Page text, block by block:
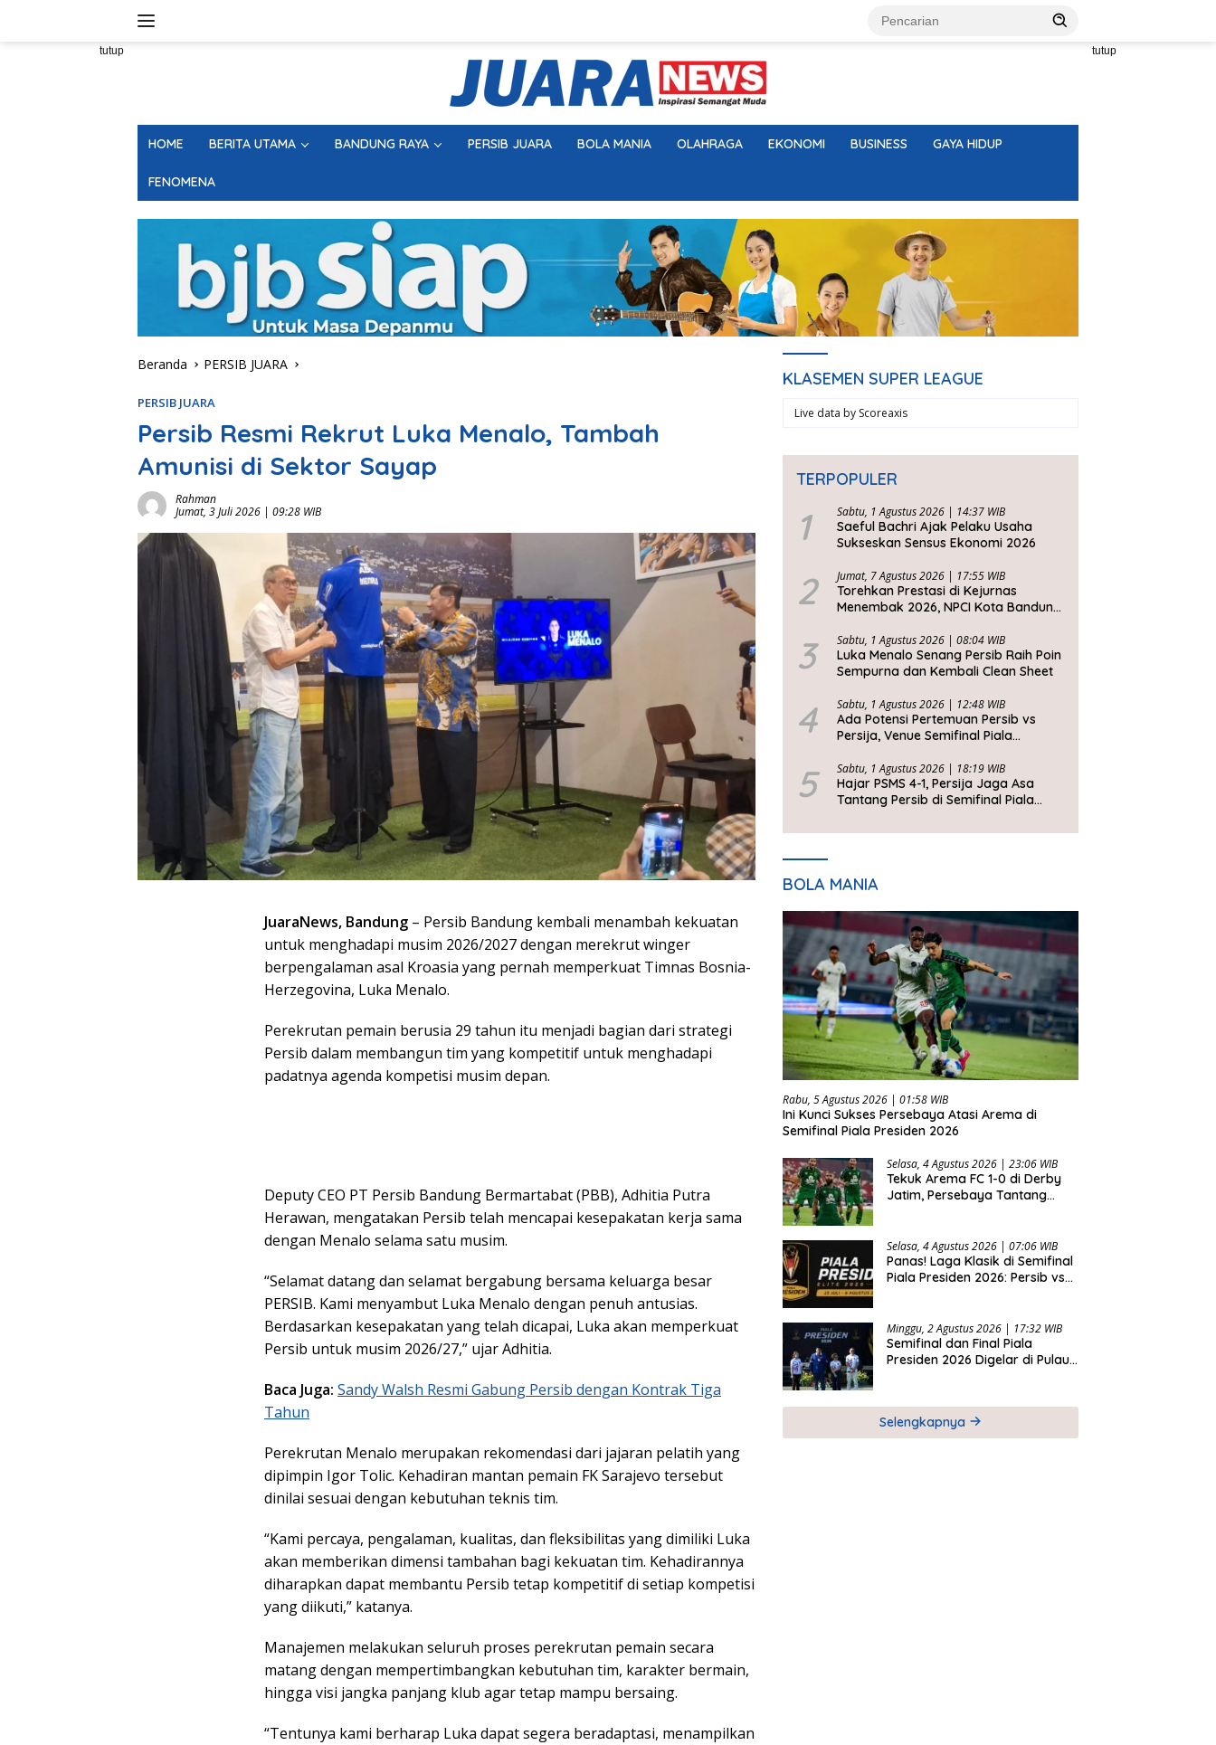
tutup tutup
HOME BERITA UTAMA BANDUNG RAYA PERSIB JUARA BOLA MANIA OLAHRAGA EKONOMI BUSINESS GAYA HIDUP
FENOMENA
Beranda PERSIB JUARA
PERSIB JUARA
Persib Resmi Rekrut Luka Menalo, Tambah
Amunisi di Sektor Sayap
Rahman
Jumat, 3 Juli 2026 | 09:28 WIB
JuaraNews, Bandung – Persib Bandung kembali menambah kekuatan
untuk menghadapi musim 2026/2027 dengan merekrut winger
berpengalaman asal Kroasia yang pernah memperkuat Timnas Bosnia-
Herzegovina, Luka Menalo.
Perekrutan pemain berusia 29 tahun itu menjadi bagian dari strategi
Persib dalam membangun tim yang kompetitif untuk menghadapi
padatnya agenda kompetisi musim depan.
Deputy CEO PT Persib Bandung Bermartabat (PBB), Adhitia Putra
Herawan, mengatakan Persib telah mencapai kesepakatan kerja sama
dengan Menalo selama satu musim.
“Selamat datang dan selamat bergabung bersama keluarga besar
PERSIB. Kami menyambut Luka Menalo dengan penuh antusias.
Berdasarkan kesepakatan yang telah dicapai, Luka akan memperkuat
Persib untuk musim 2026/27,” ujar Adhitia.
Baca Juga: Sandy Walsh Resmi Gabung Persib dengan Kontrak Tiga
Tahun
Perekrutan Menalo merupakan rekomendasi dari jajaran pelatih yang
dipimpin Igor Tolic. Kehadiran mantan pemain FK Sarajevo tersebut
dinilai sesuai dengan kebutuhan teknis tim.
“Kami percaya, pengalaman, kualitas, dan fleksibilitas yang dimiliki Luka
akan memberikan dimensi tambahan bagi kekuatan tim. Kehadirannya
diharapkan dapat membantu Persib tetap kompetitif di setiap kompetisi
yang diikuti,” katanya.
Manajemen melakukan seluruh proses perekrutan pemain secara
matang dengan mempertimbangkan kebutuhan tim, karakter bermain,
hingga visi jangka panjang klub agar tetap mampu bersaing.
“Tentunya kami berharap Luka dapat segera beradaptasi, menampilkan
KLASEMEN SUPER LEAGUE
Live data by Scoreaxis
TERPOPULER
1 Sabtu, 1 Agustus 2026 | 14:37 WIB
Saeful Bachri Ajak Pelaku Usaha
Sukseskan Sensus Ekonomi 2026
2 Jumat, 7 Agustus 2026 | 17:55 WIB
Torehkan Prestasi di Kejurnas
Menembak 2026, NPCI Kota Bandung
3 Sabtu, 1 Agustus 2026 | 08:04 WIB
Luka Menalo Senang Persib Raih Poin
Sempurna dan Kembali Clean Sheet
4 Sabtu, 1 Agustus 2026 | 12:48 WIB
Ada Potensi Pertemuan Persib vs
Persija, Venue Semifinal Piala
5 Sabtu, 1 Agustus 2026 | 18:19 WIB
Hajar PSMS 4-1, Persija Jaga Asa
Tantang Persib di Semifinal Piala
BOLA MANIA
Rabu, 5 Agustus 2026 | 01:58 WIB
Ini Kunci Sukses Persebaya Atasi Arema di
Semifinal Piala Presiden 2026
Selasa, 4 Agustus 2026 | 23:06 WIB
Tekuk Arema FC 1-0 di Derby
Jatim, Persebaya Tantang
Selasa, 4 Agustus 2026 | 07:06 WIB
Panas! Laga Klasik di Semifinal
Piala Presiden 2026: Persib vs
Minggu, 2 Agustus 2026 | 17:32 WIB
Semifinal dan Final Piala
Presiden 2026 Digelar di Pulau
Selengkapnya